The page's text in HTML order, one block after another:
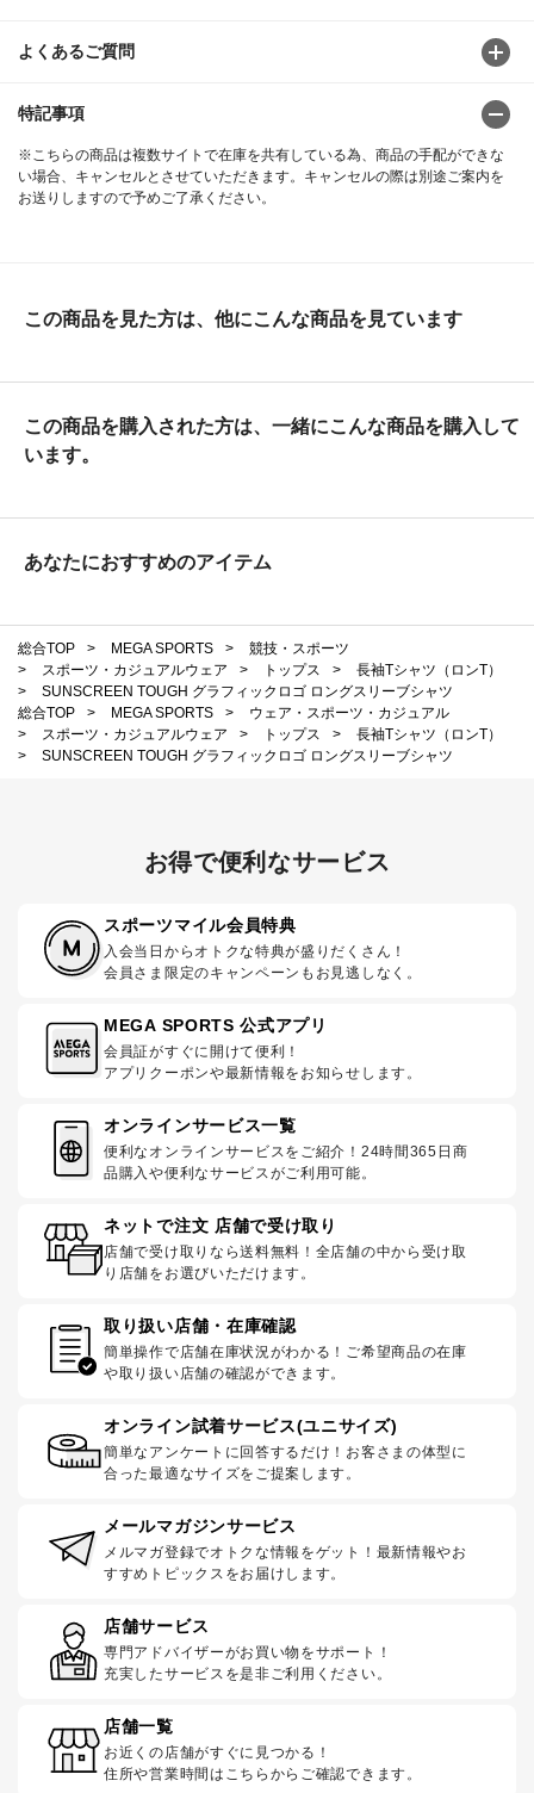
よくあるご質問
特記事項
※こちらの商品は複数サイトで在庫を共有している為、商品の手配ができな
い場合、キャンセルとさせていただきます。キャンセルの際は別途ご案内を
お送りしますので予めご了承ください。
この商品を見た方は、他にこんな商品を見ています
この商品を購入された方は、一緒にこんな商品を購入して
います。
あなたにおすすめのアイテム
総合TOP > MEGA SPORTS >
競技・スポーツ
>
スポーツ・カジュアルウェア > トップス >
長袖Tシャツ（ロンT）
>
SUNSCREEN TOUGH グラフィックロゴ ロングスリーブシャツ
総合TOP
> MEGA SPORTS >
ウェア・スポーツ・カジュアル
>
スポーツ・カジュアルウェア > トップス >
長袖Tシャツ（ロンT）
>
SUNSCREEN TOUGH グラフィックロゴ ロングスリーブシャツ
お得で便利なサービス
スポーツマイル会員特典
入会当日からオトクな特典が盛りだくさん！
会員さま限定のキャンペーンもお見逃しなく。
MEGA SPORTS 公式アプリ
会員証がすぐに開けて便利！
アプリクーポンや最新情報をお知らせします。
オンラインサービス一覧
便利なオンラインサービスをご紹介！24時間365日商
品購入や便利なサービスがご利用可能。
ネットで注文 店舗で受け取り
店舗で受け取りなら送料無料！全店舗の中から受け取
り店舗をお選びいただけます。
取り扱い店舗・在庫確認
簡単操作で店舗在庫状況がわかる！ご希望商品の在庫
や取り扱い店舗の確認ができます。
オンライン試着サービス(ユニサイズ)
簡単なアンケートに回答するだけ！お客さまの体型に
合った最適なサイズをご提案します。
メールマガジンサービス
メルマガ登録でオトクな情報をゲット！最新情報やお
すすめトピックスをお届けします。
店舗サービス
専門アドバイザーがお買い物をサポート！
充実したサービスを是非ご利用ください。
店舗一覧
お近くの店舗がすぐに見つかる！
住所や営業時間はこちらからご確認できます。